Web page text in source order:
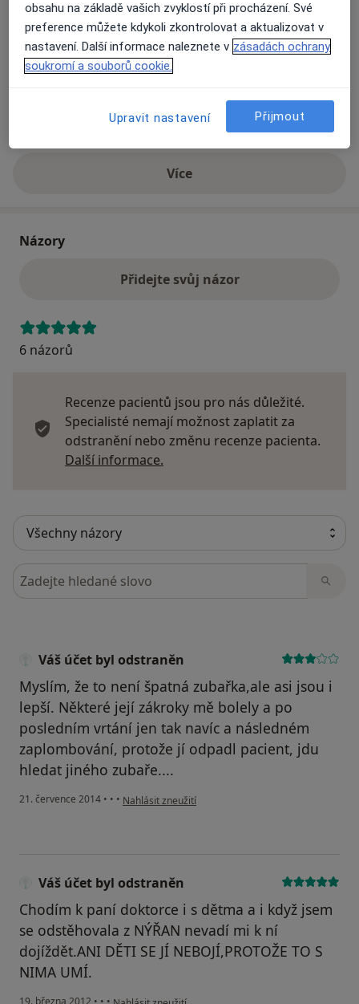
Dostupnost
Na této adrese online kalendář není aktivní
Co mám v takové situaci udělat?
Na teto adrese lékař přijímá pacienty na pojišťovnu
Víceo adrese
Názory
Přidejte svůj názor
6 názorů
Recenze pacientů jsou pro nás důležité.
Specialisté nemají možnost zaplatit za
odstranění nebo změnu recenze pacienta.
Další informace.
Hledejte v názorech
Váš účet byl odstraněn
Myslím, že to není špatná zubařka,ale asi jsou i
lepší. Některé její zákroky mě bolely a po
posledním vrtání jen tak navíc a následném
zaplombování, protože jí odpadl pacient, jdu
hledat jiného zubaře....
21. července 2014 • • • podle názoru uživatele Váš účet byl odstraněn
Nahlásit zneužití
Váš účet byl odstraněn
Chodím k paní doktorce i s dětma a i když jsem
se odstěhovala z NÝŘAN nevadí mi k ní
dojíždět.ANI DĚTI SE JÍ NEBOJÍ,PROTOŽE TO S
NIMA UMÍ.
podle názoru uživatele Váš účet byl odstraněn
obsahu na základě vašich zvyklostí při procházení. Své
preference můžete kdykoli zkontrolovat a aktualizovat v
nastavení. Další informace naleznete v zásadách ochrany
soukromí a souborů cookie.
Upravit nastavení Přijmout